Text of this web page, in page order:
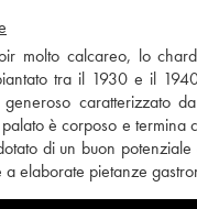
molto calcareo, lo
tra il 1930 e il
caratterizzato
è corposo e termina
di un buon
elaborate pietanze